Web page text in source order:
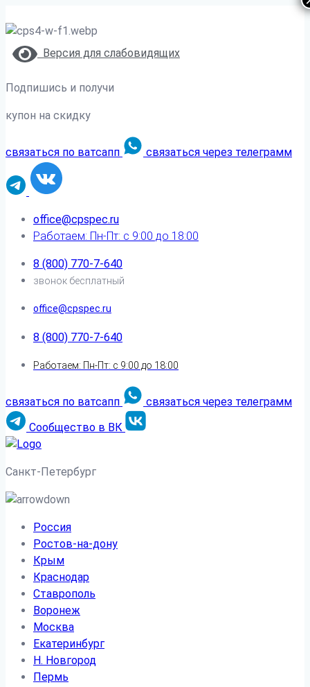
Версия для слабовидящих
Подпишись и получи
купон на скидку
связаться по ватсапп связаться через телеграмм
office@cpspec.ru
Работаем: Пн-Пт: с 9:00 до 18:00
8 (800) 770-7-640
звонок бесплатный
office@cpspec.ru
8 (800) 770-7-640
Работаем: Пн-Пт: с 9:00 до 18:00
связаться по ватсапп
связаться через телеграмм
Сообщество в ВК
Санкт-Петербург
Россия
Ростов-на-дону
Крым
Краснодар
Ставрополь
Воронеж
Москва
Екатеринбург
Н. Новгород
Пермь